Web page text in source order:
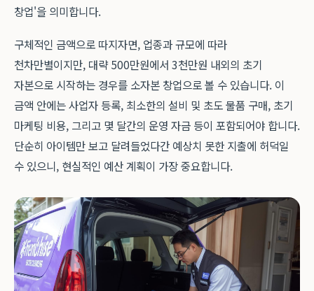
창업'을 의미합니다.
구체적인 금액으로 따지자면, 업종과 규모에 따라
천차만별이지만, 대략 500만원에서 3천만원 내외의 초기
자본으로 시작하는 경우를 소자본 창업으로 볼 수 있습니다. 이
금액 안에는 사업자 등록, 최소한의 설비 및 초도 물품 구매, 초기
마케팅 비용, 그리고 몇 달간의 운영 자금 등이 포함되어야 합니다.
단순히 아이템만 보고 달려들었다간 예상치 못한 지출에 허덕일
수 있으니, 현실적인 예산 계획이 가장 중요합니다.